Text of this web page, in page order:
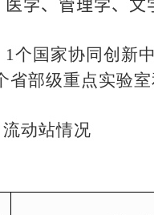
学、管理学、文
1个国家协同创新中
省部级重点实验
流动站情况